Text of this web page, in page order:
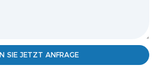
SIE JETZT ANFRAGE